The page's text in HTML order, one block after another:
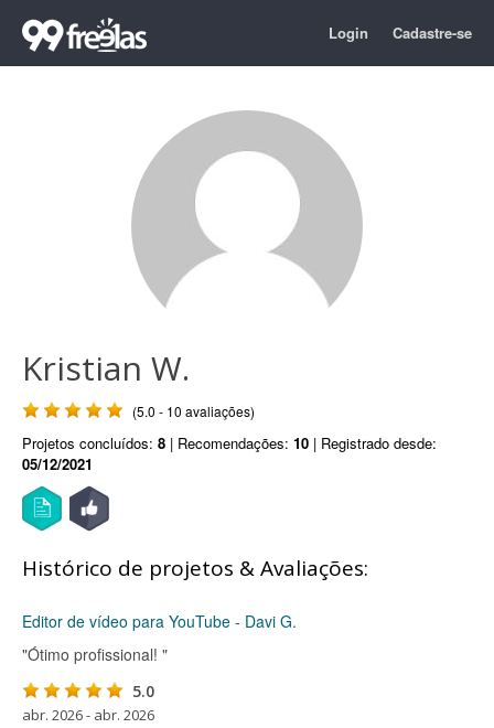
Login Cadastre-se
Kristian W.
(5.0 - 10 avaliações)
Projetos concluídos: 8 | Recomendações: 10 | Registrado desde:
05/12/2021
Histórico de projetos & Avaliações:
Editor de vídeo para YouTube - Davi G.
"Ótimo profissional! "
5.0
abr. 2026 - abr. 2026